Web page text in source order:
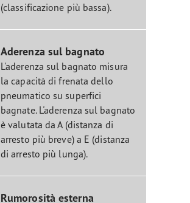
(classificazione più bassa).
Aderenza sul bagnato
L'aderenza sul bagnato misura
la capacità di frenata dello
pneumatico su superfici
bagnate. L'aderenza sul bagnato
è valutata da A (distanza di
arresto più breve) a E (distanza
di arresto più lunga).
Rumorosità esterna